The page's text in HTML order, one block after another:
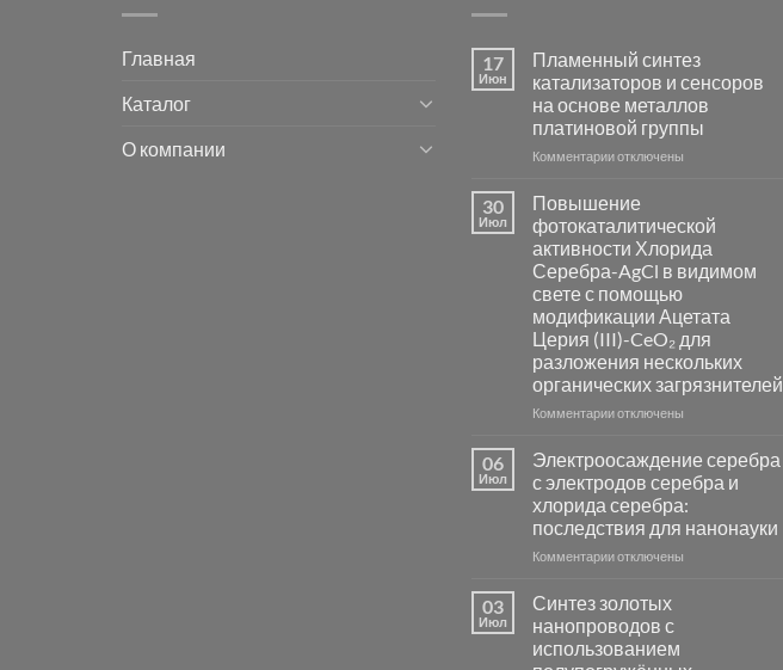
Главная
Каталог
О компании
17
Июн
Пламенный синтез
катализаторов и сенсоров
на основе металлов
платиновой группы
Комментариик
синтез
катализаторов
и
сенсоров
на
основе
металлов
платиновой
группы
отключены
30
Июл
Повышение
фотокаталитической
активности Хлорида
Серебра-AgCl в видимом
свете с помощью
модификации Ацетата
Церия (III)-CeO₂ для
разложения нескольких
органических загрязнителей
Комментариик
фотокаталитической
активности
Хлорида
Серебра-
AgCl
свете
с
помощью
отключены
06
Июл
Электроосаждение серебра
с электродов серебра и
хлорида серебра:
последствия для нанонауки
Комментариик
серебра
с
электродов
отключены
03
Июл
Синтез золотых
нанопроводов с
использованием